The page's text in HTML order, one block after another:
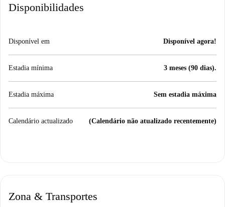
Disponibilidades
Disponível em Disponível agora!
Estadia mínima 3 meses (90 dias).
Estadia máxima Sem estadia máxima
Calendário actualizado (Calendário não atualizado recentemente)
Zona & Transportes